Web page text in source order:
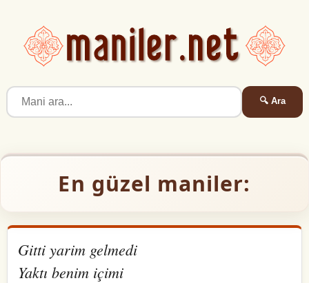
🔍 Ara
En güzel maniler:
Gitti yarim gelmedi
Yaktı benim içimi